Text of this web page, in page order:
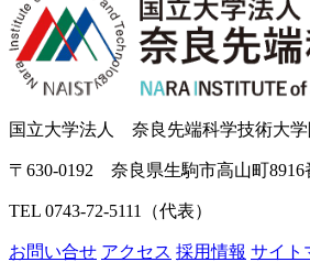
国立大学法人 奈良先端科学技術大学
〒630-0192 奈良県生駒市高山町8916
TEL 0743-72-5111（代表）
お問い合せ アクセス 採用情報 サイト